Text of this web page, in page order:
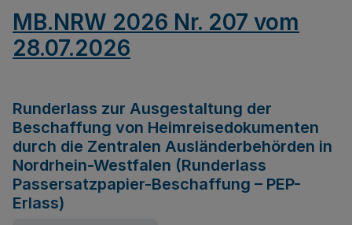
MB.NRW 2026 Nr. 207 vom
28.07.2026
Runderlass zur Ausgestaltung der
Beschaffung von Heimreisedokumenten
durch die Zentralen Ausländerbehörden in
Nordrhein-Westfalen (Runderlass
Passersatzpapier-Beschaffung – PEP-
Erlass)